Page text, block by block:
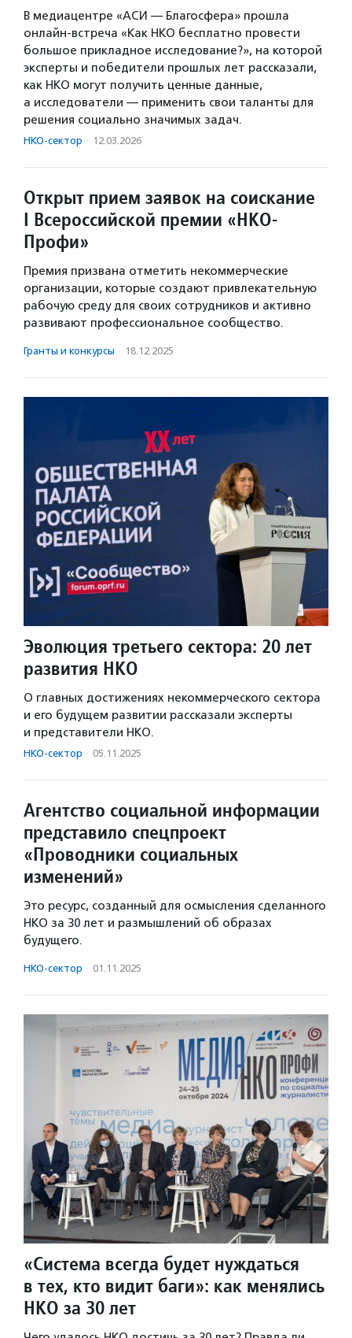
В медиацентре «АСИ — Благосфера» прошла
онлайн-встреча «Как НКО бесплатно провести
большое прикладное исследование?», на которой
эксперты и победители прошлых лет рассказали,
как НКО могут получить ценные данные,
а исследователи — применить свои таланты для
решения социально значимых задач.
НКО-сектор · 12.03.2026
Открыт прием заявок на соискание
I Всероссийской премии «НКО-
Профи»
Премия призвана отметить некоммерческие
организации, которые создают привлекательную
рабочую среду для своих сотрудников и активно
развивают профессиональное сообщество.
Гранты и конкурсы · 18.12.2025
Эволюция третьего сектора: 20 лет
развития НКО
О главных достижениях некоммерческого сектора
и его будущем развитии рассказали эксперты
и представители НКО.
НКО-сектор · 05.11.2025
Агентство социальной информации
представило спецпроект
«Проводники социальных
изменений»
Это ресурс, созданный для осмысления сделанного
НКО за 30 лет и размышлений об образах
будущего.
НКО-сектор · 01.11.2025
«Система всегда будет нуждаться
в тех, кто видит баги»: как менялись
НКО за 30 лет